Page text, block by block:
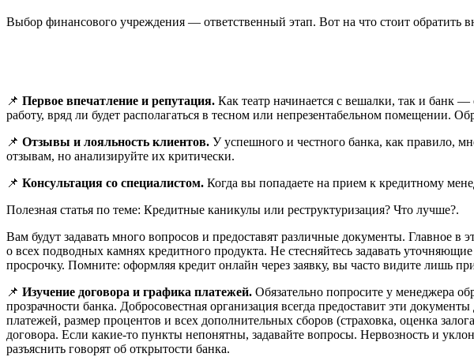
Выбор финансового учреждения — ответственный этап. Вот на что стоит обратить
📌 Первое впечатление и репутация. Как театр начинается с вешалки, так и банк
работу, вряд ли будет располагаться в тесном или непрезентабельном
📌 Отзывы и лояльность клиентов. У успешного и честного банка, как правило,
отзывам, но анализируйте их критически.
📌 Консультация со специалистом. Когда вы попадаете на прием к кредитному
Полезная статья по теме: Кредитные каникулы или реструктуризация? Что лучше?.
Вам будут задавать много вопросов и предоставят различные документы. Главное
о всех подводных камнях кредитного продукта. Не стесняйтесь задавать
просрочку. Помните: оформляя кредит онлайн через заявку, вы часто видите лишь
📌 Изучение договора и графика платежей. Обязательно попросите у менеджера
прозрачности банка. Добросовестная организация всегда предоставит эти
платежей, размер процентов и всех дополнительных сборов (страховка, оценка
договора. Если какие-то пункты непонятны, задавайте вопросы. Нервозность и
разъяснить говорят об открытости банка.